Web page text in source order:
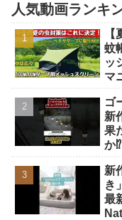
人気動画ランキ
蚊
ッ
マ
ゴ
新
果
か
新
き
最